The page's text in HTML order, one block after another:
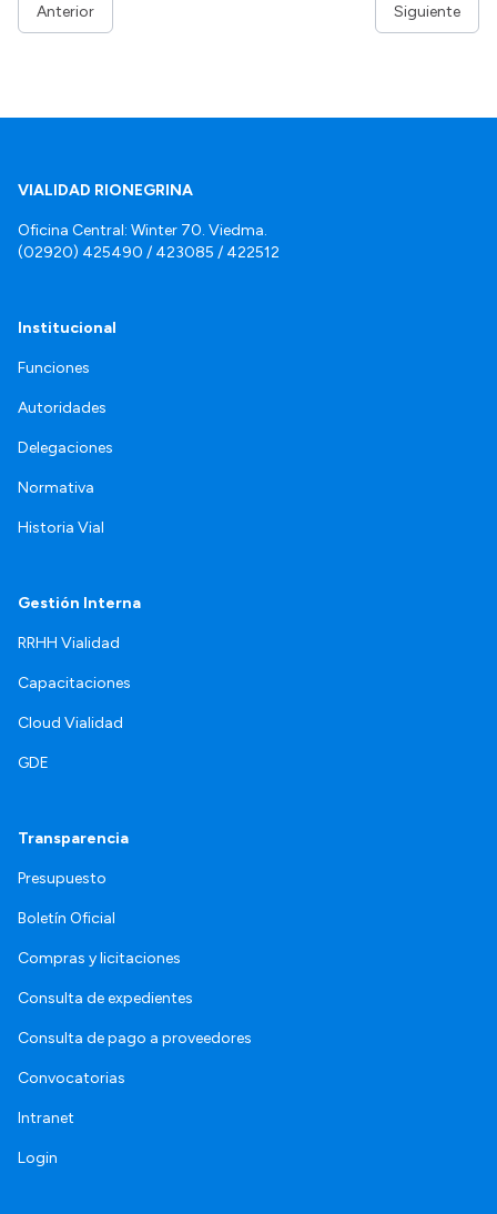
Anterior Siguiente
VIALIDAD RIONEGRINA
Oficina Central: Winter 70. Viedma.
(02920) 425490 / 423085 / 422512
Institucional
Funciones
Autoridades
Delegaciones
Normativa
Historia Vial
Gestión Interna
RRHH Vialidad
Capacitaciones
Cloud Vialidad
GDE
Transparencia
Presupuesto
Boletín Oficial
Compras y licitaciones
Consulta de expedientes
Consulta de pago a proveedores
Convocatorias
Intranet
Login